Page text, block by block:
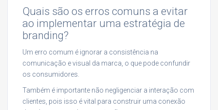
Quais são os erros comuns a evitar
ao implementar uma estratégia de
branding?
Um erro comum é ignorar a consistência na
comunicação e visual da marca, o que pode confundir
os consumidores.
Também é importante não negligenciar a interação com
clientes, pois isso é vital para construir uma conexão